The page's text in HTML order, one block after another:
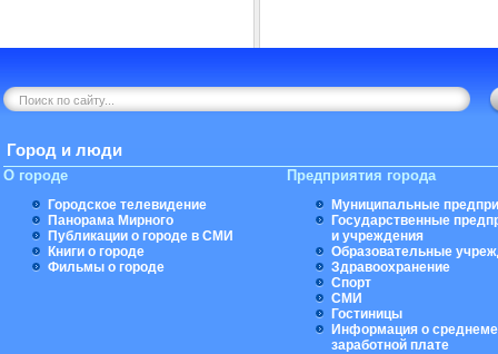
Город и люди
О городе
Городское телевидение
Панорама Мирного
Публикации о городе в СМИ
Книги о городе
Фильмы о городе
Предприятия города
Муниципальные
Государственные
и учреждения
Образовательные
Здравоохранение
Спорт
СМИ
Гостиницы
Информация о
заработной плате